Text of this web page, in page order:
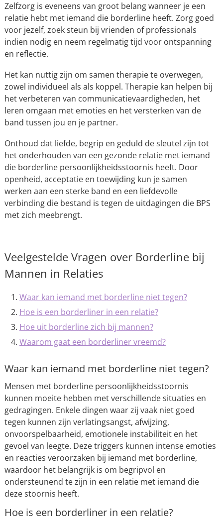
Zelfzorg is eveneens van groot belang wanneer je een
relatie hebt met iemand die borderline heeft. Zorg goed
voor jezelf, zoek steun bij vrienden of professionals
indien nodig en neem regelmatig tijd voor ontspanning
en reflectie.
Het kan nuttig zijn om samen therapie te overwegen,
zowel individueel als als koppel. Therapie kan helpen bij
het verbeteren van communicatievaardigheden, het
leren omgaan met emoties en het versterken van de
band tussen jou en je partner.
Onthoud dat liefde, begrip en geduld de sleutel zijn tot
het onderhouden van een gezonde relatie met iemand
die borderline persoonlijkheidsstoornis heeft. Door
openheid, acceptatie en toewijding kun je samen
werken aan een sterke band en een liefdevolle
verbinding die bestand is tegen de uitdagingen die BPS
met zich meebrengt.
Veelgestelde Vragen over Borderline bij
Mannen in Relaties
Waar kan iemand met borderline niet tegen?
Hoe is een borderliner in een relatie?
Hoe uit borderline zich bij mannen?
Waarom gaat een borderliner vreemd?
Waar kan iemand met borderline niet tegen?
Mensen met borderline persoonlijkheidsstoornis
kunnen moeite hebben met verschillende situaties en
gedragingen. Enkele dingen waar zij vaak niet goed
tegen kunnen zijn verlatingsangst, afwijzing,
onvoorspelbaarheid, emotionele instabiliteit en het
gevoel van leegte. Deze triggers kunnen intense emoties
en reacties veroorzaken bij iemand met borderline,
waardoor het belangrijk is om begripvol en
ondersteunend te zijn in een relatie met iemand die
deze stoornis heeft.
Hoe is een borderliner in een relatie?